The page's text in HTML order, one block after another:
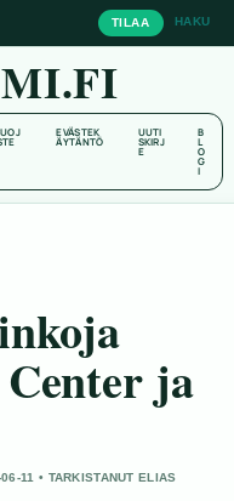
TILAA HAKU
EVÄSTEK
ÄYTÄNTÖ
UUTI
SKIRJ
E
B
L
O
G
I
ja
11 • TARKISTANUT ELIAS